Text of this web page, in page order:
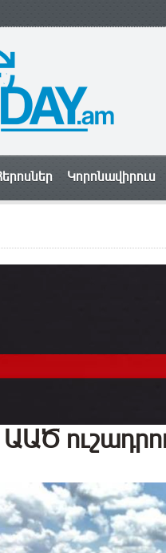
Կորոնավիրուս
ԱԱԾ